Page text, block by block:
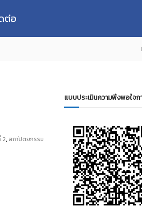
ต่อ
2, สถาปัตยกรรม
แบบประเมินความพึงพอใจ